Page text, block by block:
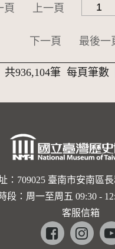
頁 上一頁
下一頁 最後一
共936,104筆 每頁筆數
：709025 臺南市安南區
段：周一至周五 09:30 -
客服信箱
Facebook